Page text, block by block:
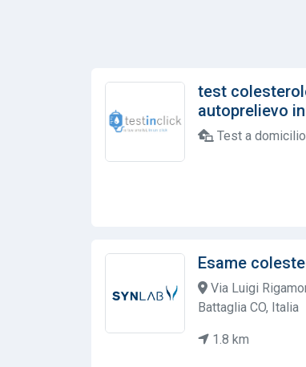
test
autoprelievo
Test a
Esame
Via Luigi
Battaglia CO, Italia
1.8 km